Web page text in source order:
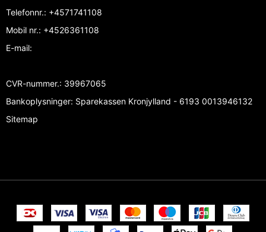
Telefonnr.: +4571741108
Mobil nr.: +4526361108
E-mail:
CVR-nummer.: 39967065
Bankoplysninger: Sparekassen Kronjylland - 6193 0013946132
Sitemap